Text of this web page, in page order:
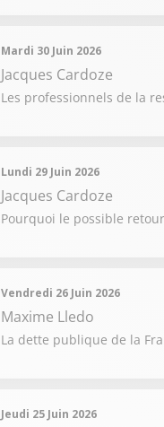
Mardi 30 Juin 2026
Jacques Cardoze
Les professionnels de la
Lundi 29 Juin 2026
Jacques Cardoze
Pourquoi le possible
Vendredi 26 Juin 2026
Maxime Lledo
La dette publique de la
Jeudi 25 Juin 2026